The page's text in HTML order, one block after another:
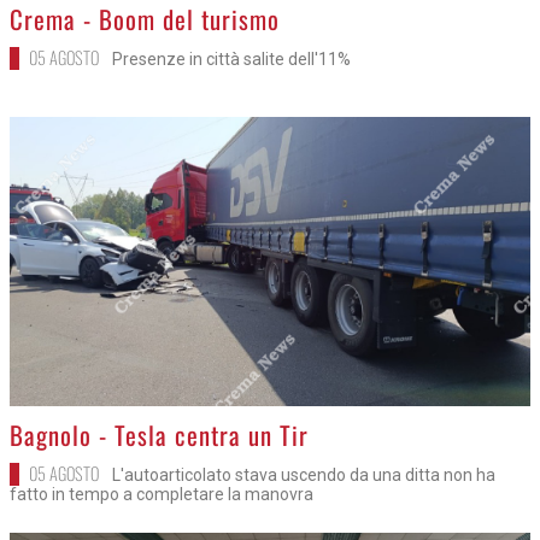
>
Crema - Boom del turismo
05 AGOSTO Presenze in città salite dell'11%
>
Bagnolo - Tesla centra un Tir
05 AGOSTO
L'autoarticolato stava uscendo da una ditta non ha
fatto in tempo a completare la manovra